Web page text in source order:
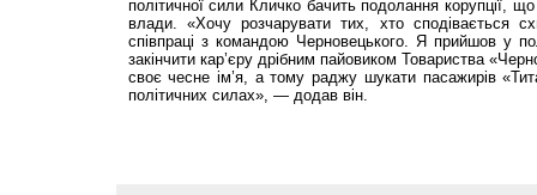
політичної сили Кличко бачить подолання корупції,
влади. «Хочу розчарувати тих, хто сподівається
співпраці з командою Черновецького. Я прийшов у
закінчити кар’єру дрібним пайовиком Товариства
своє чесне ім’я, а тому раджу шукати пасажирів
політичних силах», — додав він.